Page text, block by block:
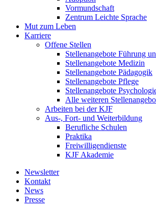
Vormundschaft
Zentrum Leichte Sprache
Mut zum Leben
Karriere
Offene Stellen
Stellenangebote Führung
Stellenangebote Medizin
Stellenangebote Pädagogik
Stellenangebote Pflege
Stellenangebote
Alle weiteren
Arbeiten bei der KJF
Aus-, Fort- und Weiterbildung
Berufliche Schulen
Praktika
Freiwilligendienste
KJF Akademie
Newsletter
Kontakt
News
Presse